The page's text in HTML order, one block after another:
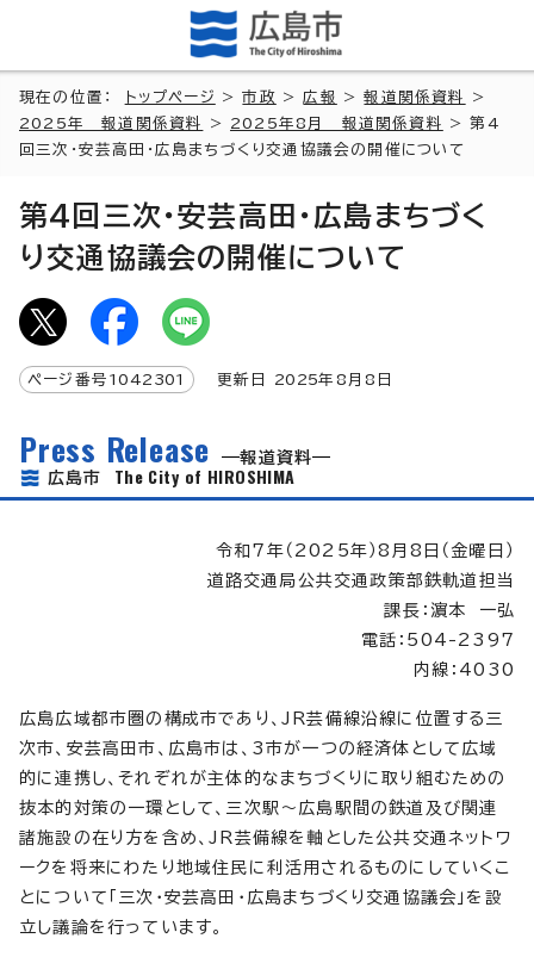
現在の位置： トップページ >市政 >広報 >報道関係資料
>
2025年 報道関係資料
> 2025年8月 報道関係資料
> 第4
回三次・安芸高田・広島まちづくり交通協議会の開催について
第4回三次・安芸高田・広島まちづく
り交通協議会の開催について
ページ番号 1042301 更新日 2025年8月8日
Press Release
報道資料
広島市 The City of HIROSHIMA
令和7年（2025年）8月8日（金曜日）
道路交通局公共交通政策部鉄軌道担当
課長：濵本 一弘
電話：504-2397
内線：4030
広島広域都市圏の構成市であり、JR芸備線沿線に位置する三
次市、安芸高田市、広島市は、3市が一つの経済体として広域
的に連携し、それぞれが主体的なまちづくりに取り組むための
抜本的対策の一環として、三次駅～広島駅間の鉄道及び関連
諸施設の在り方を含め、JR芸備線を軸とした公共交通ネットワ
ークを将来にわたり地域住民に利活用されるものにしていくこ
とについて「三次・安芸高田・広島まちづくり交通協議会」を設
立し議論を行っています。